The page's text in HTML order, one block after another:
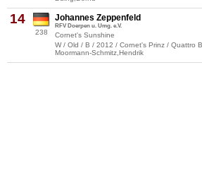
14
238
Johannes Zeppenfeld
RFV Doerpen u. Umg. e.V.
Cornet's Sunshine
W / Old / B / 2012 / Cornet's Prinz / Quattro
Moormann-Schmitz,Hendrik